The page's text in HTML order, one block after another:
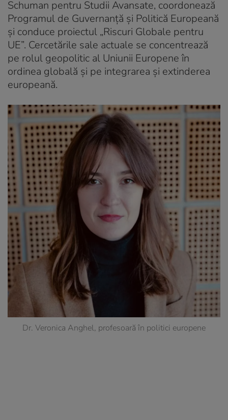
Schuman pentru Studii Avansate, coordonează
Programul de Guvernanță și Politică Europeană
și conduce proiectul „Riscuri Globale pentru
UE”. Cercetările sale actuale se concentrează
pe rolul geopolitic al Uniunii Europene în
ordinea globală și pe integrarea și extinderea
europeană.
Dr. Veronica Anghel, profesoară în politici europene